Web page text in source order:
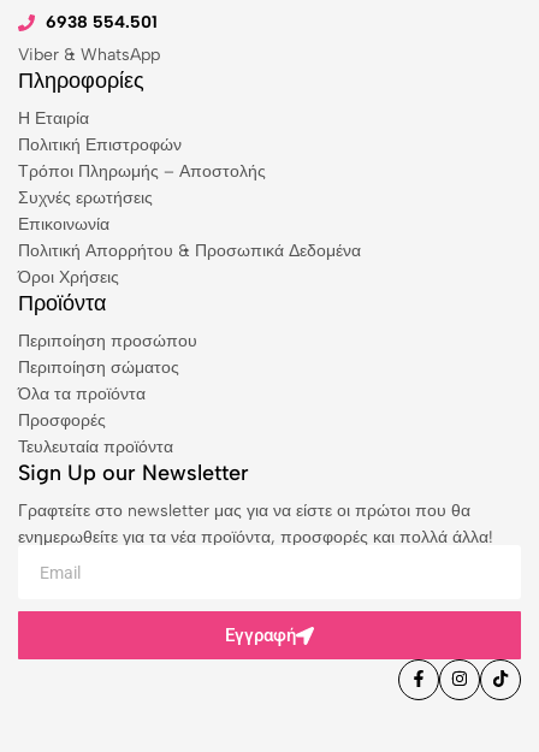
6938 554.501
Viber & WhatsApp
Πληροφορίες
Η Εταιρία
Πολιτική Επιστροφών
Τρόποι Πληρωμής – Αποστολής
Συχνές ερωτήσεις
Επικοινωνία
Πολιτική Απορρήτου & Προσωπικά Δεδομένα
Όροι Χρήσεις
Προϊόντα
Περιποίηση προσώπου
Περιποίηση σώματος
Όλα τα προϊόντα
Προσφορές
Τευλευταία προϊόντα
Sign Up our Newsletter
Γραφτείτε στο newsletter μας για να είστε οι πρώτοι που θα
ενημερωθείτε για τα νέα προϊόντα, προσφορές και πολλά άλλα!
Εγγραφή